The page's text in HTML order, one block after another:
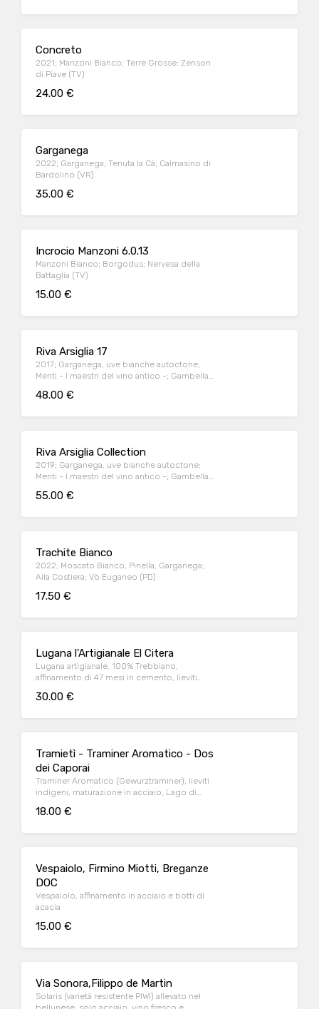
Concreto
2021; Manzoni Bianco; Terre Grosse; Zenson
di Piave (TV)
24.00 €
Garganega
2022; Garganega; Tenuta la Cà; Calmasino di
Bardolino (VR)
35.00 €
Incrocio Manzoni 6.0.13
Manzoni Bianco; Borgodus; Nervesa della
Battaglia (TV)
15.00 €
Riva Arsiglia 17
2017; Garganega, uve bianche autoctone;
Menti - I maestri del vino antico -; Gambellara
48.00 €
Riva Arsiglia Collection
2019; Garganega, uve bianche autoctone;
Menti - I maestri del vino antico -; Gambellara
55.00 €
Trachite Bianco
2022; Moscato Bianco, Pinella, Garganega;
Alla Costiera; Vò Euganeo (PD)
17.50 €
Lugana l'Artigianale El Citera
Lugana artigianale, 100% Trebbiano,
affinamento di 47 mesi in cemento, lieviti
30.00 €
Tramietì - Traminer Aromatico - Dos
dei Caporai
Traminer Aromatico (Gewurztraminer), lieviti
indigeni, maturazione in acciaio, Lago di
18.00 €
Vespaiolo, Firmino Miotti, Breganze
DOC
Vespaiolo, affinamento in acciaio e botti di
acacia
15.00 €
Via Sonora,Filippo de Martin
Solaris (varietà resistente PIWI) allevato nel